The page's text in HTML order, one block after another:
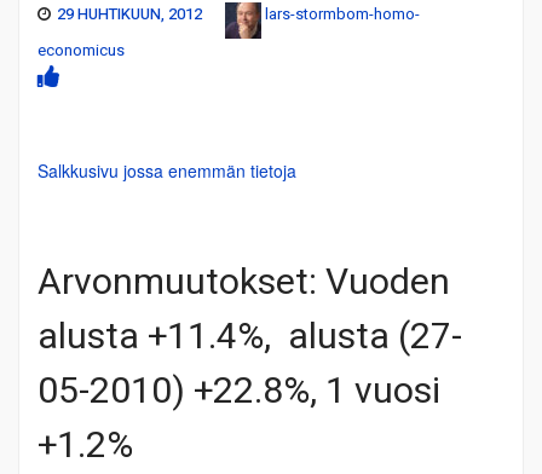
29 HUHTIKUUN, 2012
lars-stormbom-homo-
economicus
Salkkusivu jossa enemmän tietoja
Arvonmuutokset: Vuoden
alusta +11.4%, alusta (27-
05-2010) +22.8%, 1 vuosi
+1.2%